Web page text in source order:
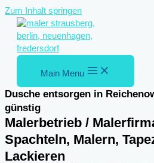
Zum Inhalt springen
Main Menu
Dusche entsorgen in
günstig
Malerbetrieb /
Spachteln, Malern,
Lackieren